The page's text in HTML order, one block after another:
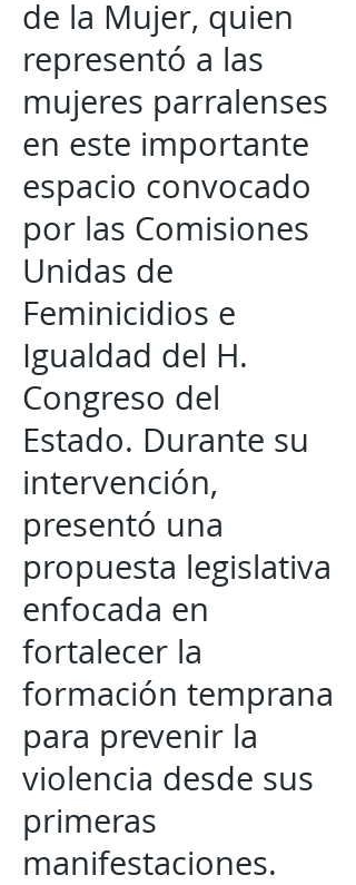
de la Mujer, quien
representó a las
mujeres parralenses
en este importante
espacio convocado
por las Comisiones
Unidas de
Feminicidios e
Igualdad del H.
Congreso del
Estado. Durante su
intervención,
presentó una
propuesta legislativa
enfocada en
fortalecer la
formación temprana
para prevenir la
violencia desde sus
primeras
manifestaciones.